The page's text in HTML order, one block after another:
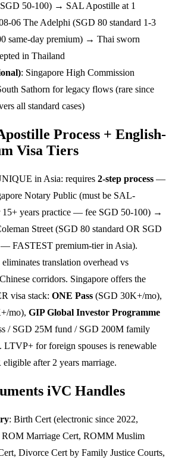
50-100) → SAL Apostille at 1
06 The Adelphi (SGD 80 standard 1-3
same-day premium) → Thai sworn
in Thailand
: Singapore High Commission
Sathorn for legacy flows (rare since
all standard cases)
Process + English-
Visa Tiers
in Asia: requires 2-step process —
Notary Public (must be SAL-
15+ years practice — fee SGD 50-100) →
Street (SGD 80 standard OR SGD
— FASTEST premium-tier in Asia).
translation overhead vs
corridors. Singapore offers the
visa stack: ONE Pass (SGD 30K+/mo),
mo), GIP Global Investor Programme
/ SGD 25M fund / SGD 200M family
for foreign spouses is renewable
after 2 years marriage.
iVC Handles
: Birth Cert (electronic since 2022,
ROM Marriage Cert, ROMM Muslim
Divorce Cert by Family Justice Courts,